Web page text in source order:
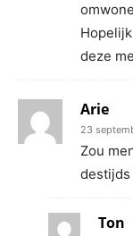
deze
Arie
23
Zou
destijds
Ton